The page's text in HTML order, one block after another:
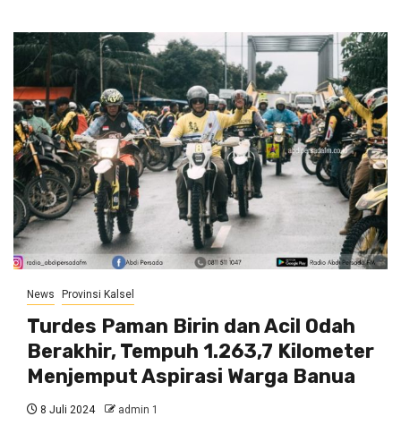
News Provinsi Kalsel
Turdes Paman Birin dan Acil Odah
Berakhir, Tempuh 1.263,7 Kilometer
Menjemput Aspirasi Warga Banua
8 Juli 2024 admin 1